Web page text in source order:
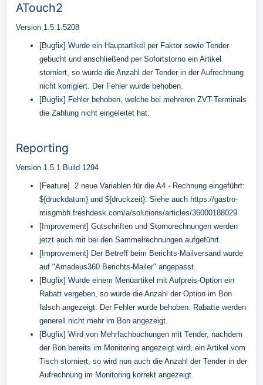
ATouch2
Version 1.5.1.5208
[Bugfix] Wurde ein Hauptartikel per Faktor sowie Tender
gebucht und anschließend per Sofortstorno ein Artikel
storniert, so wurde die Anzahl der Tender in der Aufrechnung
nicht korrigiert. Der Fehler wurde behoben.
[Bugfix] Fehler behoben, welche bei mehreren ZVT-Terminals
die Zahlung nicht eingeleitet hat.
Reporting
Version 1.5.1 Build 1294
[Feature] 2 neue Variablen für die A4 - Rechnung eingeführt:
${druckdatum} und ${druckzeit}. Siehe auch https://gastro-
misgmbh.freshdesk.com/a/solutions/articles/36000188029
[Improvement] Gutschriften und Stornorechnungen werden
jetzt auch mit bei den Sammelrechnungen aufgeführt.
[Improvement] Der Betreff beim Berichts-Mailversand wurde
auf "Amadeus360 Berichts-Mailer" angepasst.
[Bugfix] Wurde einem Menüartikel mit Aufpreis-Option ein
Rabatt vergeben, so wurde die Anzahl der Option im Bon
falsch angezeigt. Der Fehler wurde behoben. Rabatte werden
generell nicht mehr im Bon angezeigt.
[Bugfix] Wird von Mehrfachbuchungen mit Tender, nachdem
der Bon bereits im Monitoring angezeigt wird, ein Artikel vom
Tisch storniert, so wird nun auch die Anzahl der Tender in der
Aufrechnung im Monitoring korrekt angezeigt.